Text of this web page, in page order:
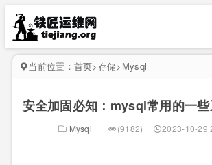
当前位置： 首页>存储> Mysql
安全加固必知：mysql常用的一
Mysql (9182) 2023-10-29